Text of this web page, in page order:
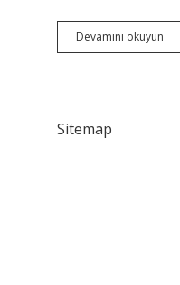
Devamını okuyun
Ne
Sitemap